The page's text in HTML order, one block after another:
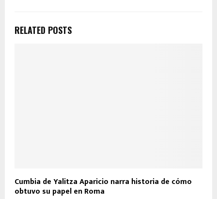
RELATED POSTS
Cumbia de Yalitza Aparicio narra historia de cómo
obtuvo su papel en Roma